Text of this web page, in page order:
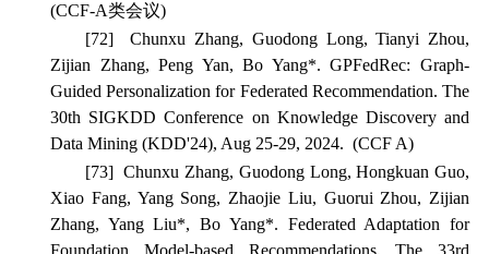
(CCF-A类会议)
[72]
Chunxu Zhang, Guodong Long, Tianyi Zhou,
Zijian Zhang, Peng Yan, Bo Yang*. GPFedRec: Graph-
Guided Personalization for Federated Recommendation. The
30th SIGKDD Conference on Knowledge Discovery and
Data Mining (KDD'24), Aug 25-29, 2024. (CCF A)
[73] Chunxu Zhang, Guodong Long, Hongkuan Guo,
Xiao Fang, Yang Song, Zhaojie Liu, Guorui Zhou, Zijian
Zhang, Yang Liu*, Bo Yang*. Federated Adaptation for
Foundation Model-based Recommendations.The 33rd